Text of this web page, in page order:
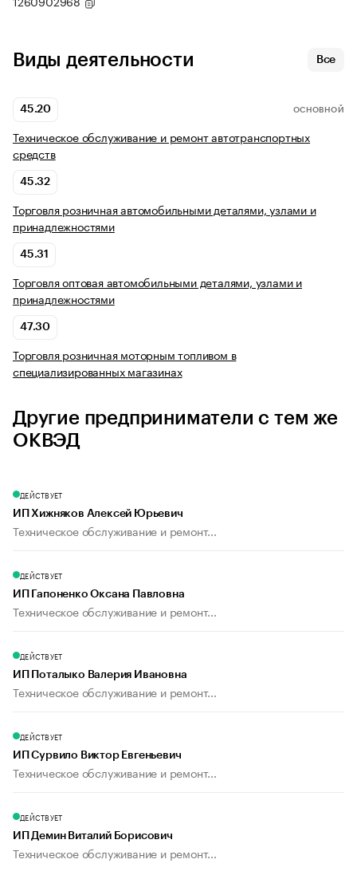
Виды деятельности Все
45.20 ОСНОВНОЙ
Техническое обслуживание и ремонт автотранспортных
средств
45.32
Торговля розничная автомобильными деталями, узлами и
принадлежностями
45.31
Торговля оптовая автомобильными деталями, узлами и
принадлежностями
47.30
Торговля розничная моторным топливом в
специализированных магазинах
Другие предприниматели с тем же
ОКВЭД
ДЕЙСТВУЕТ
ИП Хижняков Алексей Юрьевич
Техническое обслуживание и ремонт...
ДЕЙСТВУЕТ
ИП Гапоненко Оксана Павловна
Техническое обслуживание и ремонт...
ДЕЙСТВУЕТ
ИП Поталыко Валерия Ивановна
Техническое обслуживание и ремонт...
ДЕЙСТВУЕТ
ИП Сурвило Виктор Евгеньевич
Техническое обслуживание и ремонт...
ДЕЙСТВУЕТ
ИП Демин Виталий Борисович
Техническое обслуживание и ремонт...